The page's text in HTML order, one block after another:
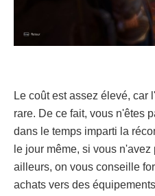
Le coût est assez élevé, car
rare. De ce fait, vous n'êtes
dans le temps imparti la
le jour même, si vous
ailleurs, on vous conseille
achats vers des